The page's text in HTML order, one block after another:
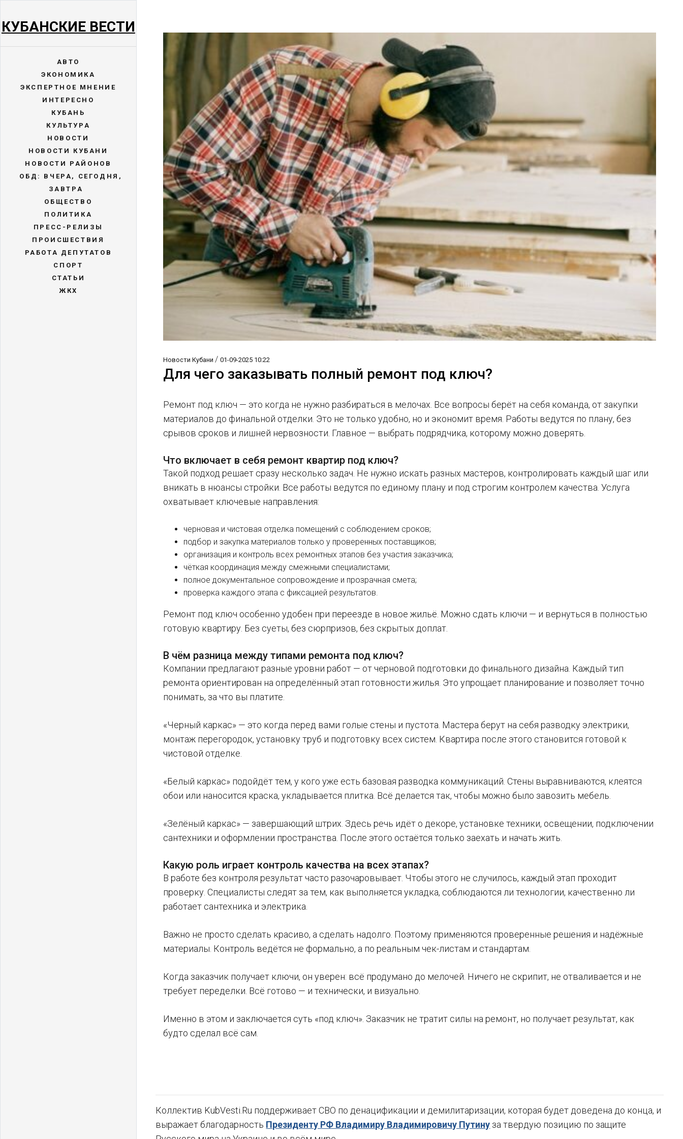
КУБАНСКИЕ ВЕСТИ
АВТО
ЭКОНОМИКА
ЭКСПЕРТНОЕ МНЕНИЕ
ИНТЕРЕСНО
КУБАНЬ
КУЛЬТУРА
НОВОСТИ
НОВОСТИ КУБАНИ
НОВОСТИ РАЙОНОВ
ОБД: ВЧЕРА, СЕГОДНЯ,
ЗАВТРА
ОБЩЕСТВО
ПОЛИТИКА
ПРЕСС-РЕЛИЗЫ
ПРОИСШЕСТВИЯ
РАБОТА ДЕПУТАТОВ
СПОРТ
СТАТЬИ
ЖКХ
Новости Кубани/01-09-2025 10:22
Для чего заказывать полный ремонт под ключ?
Ремонт под ключ — это когда не нужно разбираться в мелочах. Все вопросы берёт на себя команда, от закупки
материалов до финальной отделки. Это не только удобно, но и экономит время. Работы ведутся по плану, без
срывов сроков и лишней нервозности. Главное — выбрать подрядчика, которому можно доверять.
Что включает в себя ремонт квартир под ключ?
Такой подход решает сразу несколько задач. Не нужно искать разных мастеров, контролировать каждый шаг или
вникать в нюансы стройки. Все работы ведутся по единому плану и под строгим контролем качества. Услуга
охватывает ключевые направления:
черновая и чистовая отделка помещений с соблюдением сроков;
подбор и закупка материалов только у проверенных поставщиков;
организация и контроль всех ремонтных этапов без участия заказчика;
чёткая координация между смежными специалистами;
полное документальное сопровождение и прозрачная смета;
проверка каждого этапа с фиксацией результатов.
Ремонт под ключ особенно удобен при переезде в новое жильё. Можно сдать ключи — и вернуться в полностью
готовую квартиру. Без суеты, без сюрпризов, без скрытых доплат.
В чём разница между типами ремонта под ключ?
Компании предлагают разные уровни работ — от черновой подготовки до финального дизайна. Каждый тип
ремонта ориентирован на определённый этап готовности жилья. Это упрощает планирование и позволяет точно
понимать, за что вы платите.
«Черный каркас» — это когда перед вами голые стены и пустота. Мастера берут на себя разводку электрики,
монтаж перегородок, установку труб и подготовку всех систем. Квартира после этого становится готовой к
чистовой отделке.
«Белый каркас» подойдёт тем, у кого уже есть базовая разводка коммуникаций. Стены выравниваются, клеятся
обои или наносится краска, укладывается плитка. Всё делается так, чтобы можно было завозить мебель.
«Зелёный каркас» — завершающий штрих. Здесь речь идёт о декоре, установке техники, освещении, подключении
сантехники и оформлении пространства. После этого остаётся только заехать и начать жить.
Какую роль играет контроль качества на всех этапах?
В работе без контроля результат часто разочаровывает. Чтобы этого не случилось, каждый этап проходит
проверку. Специалисты следят за тем, как выполняется укладка, соблюдаются ли технологии, качественно ли
работает сантехника и электрика.
Важно не просто сделать красиво, а сделать надолго. Поэтому применяются проверенные решения и надёжные
материалы. Контроль ведётся не формально, а по реальным чек-листам и стандартам.
Когда заказчик получает ключи, он уверен: всё продумано до мелочей. Ничего не скрипит, не отваливается и не
требует переделки. Всё готово — и технически, и визуально.
Именно в этом и заключается суть «под ключ». Заказчик не тратит силы на ремонт, но получает результат, как
будто сделал всё сам.
Коллектив KubVesti.Ru поддерживает СВО по денацификации и демилитаризации, которая будет доведена до конца, и
выражает благодарность Президенту РФ Владимиру Владимировичу Путину за твердую позицию по защите